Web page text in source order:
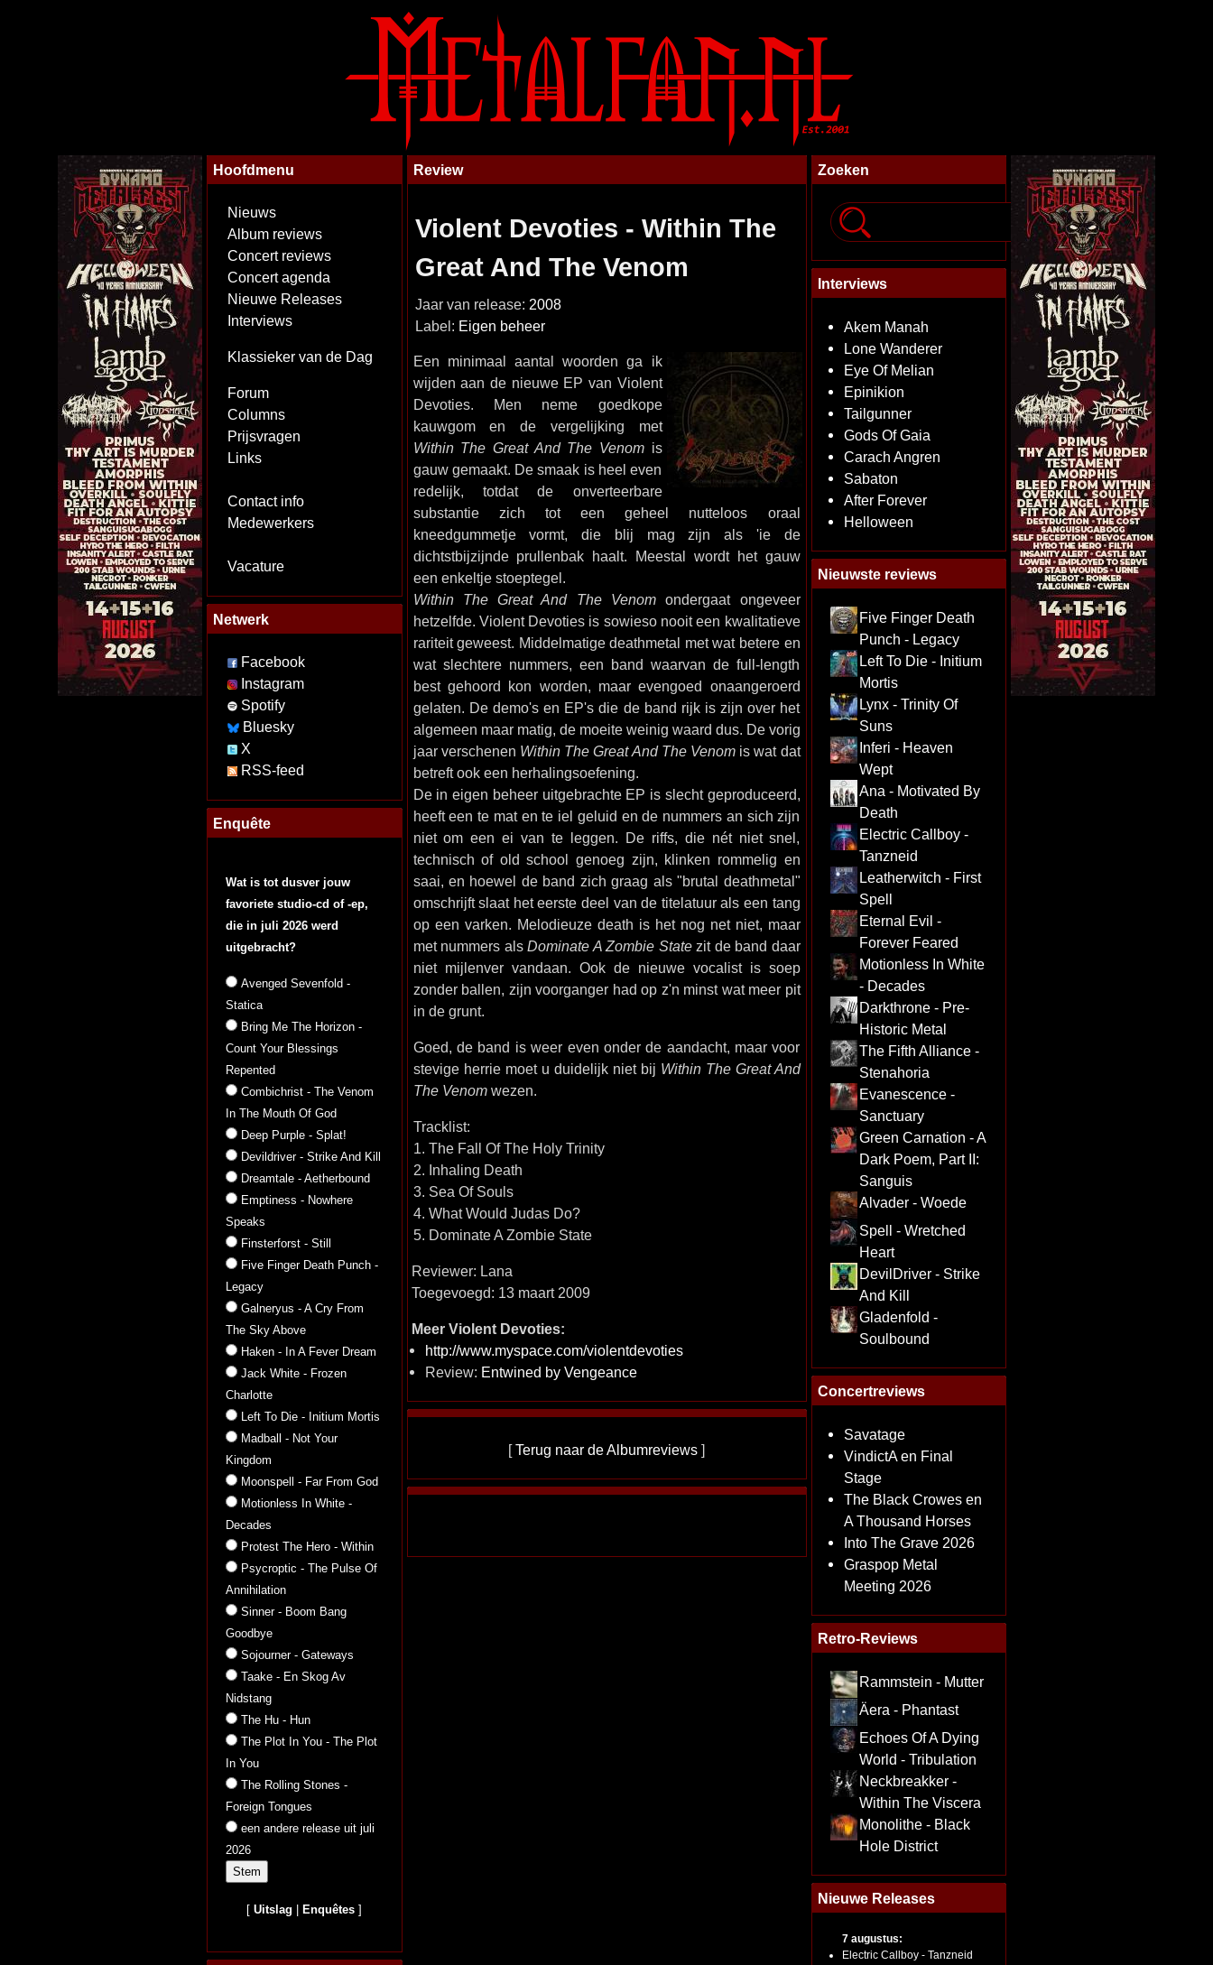
Hoofdmenu
Nieuws
Album reviews
Concert reviews
Concert agenda
Nieuwe Releases
Interviews
Klassieker van de Dag
Forum
Columns
Prijsvragen
Links
Contact info
Medewerkers
Vacature
Netwerk
Facebook
Instagram
Spotify
Bluesky
X
RSS-feed
Enquête
Wat is tot dusver jouw
favoriete studio-cd of -ep,
die in juli 2026 werd
uitgebracht?
Avenged Sevenfold -
Statica
Bring Me The Horizon -
Count Your Blessings
Repented
Combichrist - The Venom
In The Mouth Of God
Deep Purple - Splat!
Devildriver - Strike And Kill
Dreamtale - Aetherbound
Emptiness - Nowhere
Speaks
Finsterforst - Still
Five Finger Death Punch -
Legacy
Galneryus - A Cry From
The Sky Above
Haken - In A Fever Dream
Jack White - Frozen
Charlotte
Left To Die - Initium Mortis
Madball - Not Your
Kingdom
Moonspell - Far From God
Motionless In White -
Decades
Protest The Hero - Within
Psycroptic - The Pulse Of
Annihilation
Sinner - Boom Bang
Goodbye
Sojourner - Gateways
Taake - En Skog Av
Nidstang
The Hu - Hun
The Plot In You - The Plot
In You
The Rolling Stones -
Foreign Tongues
een andere release uit juli
2026
[Uitslag Enquêtes ]
Review
Violent Devoties - Within The
Great And The Venom
Jaar van release: 2008
Label: Eigen beheer
Een minimaal aantal woorden ga ik
wijden aan de nieuwe EP van Violent
Devoties. Men neme goedkope
kauwgom en de vergelijking met
Within The Great And The Venomis
gauw gemaakt. De smaak is heel even
redelijk, totdat de onverteerbare
substantie zich tot een geheel nutteloos oraal
kneedgummetje vormt, die blij mag zijn als 'ie de
dichtstbijzijnde prullenbak haalt. Meestal wordt het gauw
een enkeltje stoeptegel.
Within The Great And The Venomondergaat ongeveer
hetzelfde. Violent Devoties is sowieso nooit een kwalitatieve
rariteit geweest. Middelmatige deathmetal met wat betere en
wat slechtere nummers, een band waarvan de full-length
best gehoord kon worden, maar evengoed onaangeroerd
gelaten. De demo's en EP's die de band rijk is zijn over het
algemeen maar matig, de moeite weinig waard dus. De vorig
jaar verschenen Within The Great And The Venomis wat dat
betreft ook een herhalingsoefening.
De in eigen beheer uitgebrachte EP is slecht geproduceerd,
heeft een te mat en te iel geluid en de nummers an sich zijn
niet om een ei van te leggen. De riffs, die nét niet snel,
technisch of old school genoeg zijn, klinken rommelig en
saai, en hoewel de band zich graag als "brutal deathmetal"
omschrijft slaat het eerste deel van de titelatuur als een tang
op een varken. Melodieuze death is het nog net niet, maar
met nummers als Dominate A Zombie Statezit de band daar
niet mijlenver vandaan. Ook de nieuwe vocalist is soep
zonder ballen, zijn voorganger had op z'n minst wat meer pit
in de grunt.
Goed, de band is weer even onder de aandacht, maar voor
stevige herrie moet u duidelijk niet bij Within The Great And
The Venomwezen.
Tracklist:
1. The Fall Of The Holy Trinity
2. Inhaling Death
3. Sea Of Souls
4. What Would Judas Do?
5. Dominate A Zombie State
Reviewer: Lana
Toegevoegd: 13 maart 2009
Meer Violent Devoties:
http://www.myspace.com/violentdevoties
Review: Entwined by Vengeance
[Terug naar de Albumreviews ]
Zoeken
Interviews
Akem Manah
Lone Wanderer
Eye Of Melian
Epinikion
Tailgunner
Gods Of Gaia
Carach Angren
Sabaton
After Forever
Helloween
Nieuwste reviews
Five Finger Death
Punch - Legacy
Left To Die - Initium
Mortis
Lynx - Trinity Of
Suns
Inferi - Heaven
Wept
Ana - Motivated By
Death
Electric Callboy -
Tanzneid
Leatherwitch - First
Spell
Eternal Evil -
Forever Feared
Motionless In White
- Decades
Darkthrone - Pre-
Historic Metal
The Fifth Alliance -
Stenahoria
Evanescence -
Sanctuary
Green Carnation - A
Dark Poem, Part II:
Sanguis
Alvader - Woede
Spell - Wretched
Heart
DevilDriver - Strike
And Kill
Gladenfold -
Soulbound
Concertreviews
Savatage
VindictA en Final
Stage
The Black Crowes en
A Thousand Horses
Into The Grave 2026
Graspop Metal
Meeting 2026
Retro-Reviews
Rammstein - Mutter
Äera - Phantast
Echoes Of A Dying
World - Tribulation
Neckbreakker -
Within The Viscera
Monolithe - Black
Hole District
Nieuwe Releases
7 augustus:
Electric Callboy - Tanzneid